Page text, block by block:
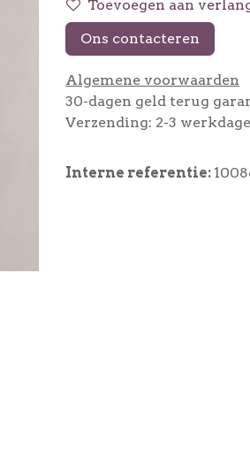
Toevoegen aan
Ons contacteren
Algemene voorwaarden
30-dagen geld terug
Verzending: 2-3
Interne referentie: